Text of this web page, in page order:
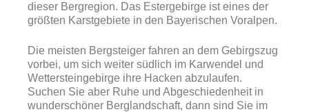
dieser Bergregion. Das Estergebirge ist eines der
größten Karstgebiete in den Bayerischen Voralpen.
Die meisten Bergsteiger fahren an dem Gebirgszug
vorbei, um sich weiter südlich im Karwendel und
Wettersteingebirge ihre Hacken abzulaufen.
Suchen Sie aber Ruhe und Abgeschiedenheit in
wunderschöner Berglandschaft, dann sind Sie im